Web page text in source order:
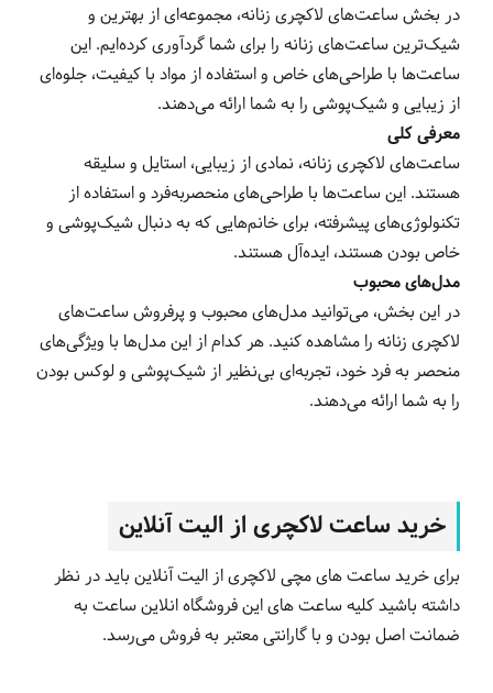
در بخش ساعت‌های لاکچری زنانه، مجموعه‌ای از بهترین و
شیک‌ترین ساعت‌های زنانه را برای شما گردآوری کرده‌ایم. این
ساعت‌ها با طراحی‌های خاص و استفاده از مواد با کیفیت، جلوه‌ای
از زیبایی و شیک‌پوشی را به شما ارائه می‌دهند.
معرفی کلی
ساعت‌های لاکچری زنانه، نمادی از زیبایی، استایل و سلیقه
هستند. این ساعت‌ها با طراحی‌های منحصربه‌فرد و استفاده از
تکنولوژی‌های پیشرفته، برای خانم‌هایی که به دنبال شیک‌پوشی و
خاص بودن هستند، ایده‌آل هستند.
مدل‌های محبوب
در این بخش، می‌توانید مدل‌های محبوب و پرفروش ساعت‌های
لاکچری زنانه را مشاهده کنید. هر کدام از این مدل‌ها با ویژگی‌های
منحصر به فرد خود، تجربه‌ای بی‌نظیر از شیک‌پوشی و لوکس بودن
را به شما ارائه می‌دهند.
خرید ساعت لاکچری از الیت آنلاین
برای خرید ساعت های مچی لاکچری از الیت آنلاین باید در نظر
داشته باشید کلیه ساعت های این فروشگاه انلاین ساعت به
ضمانت اصل بودن و با گارانتی معتبر به فروش می‌رسد.